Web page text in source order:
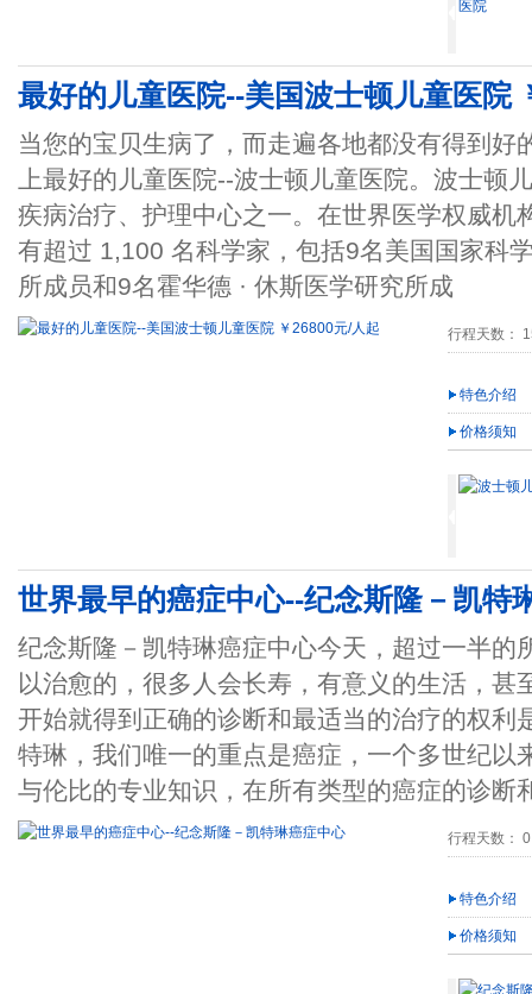
最好的儿童医院--美国波士顿儿童医院
当您的宝贝生病了，而走遍各地都没有得到好
上最好的儿童医院--波士顿儿童医院。波士顿
疾病治疗、护理中心之一。在世界医学权威机
有超过 1,100 名科学家，包括9名美国国家科
所成员和9名霍华德 · 休斯医学研究所成
行程天数：
特色介绍
价格须知
世界最早的癌症中心--纪念斯隆－凯特
纪念斯隆－凯特琳癌症中心今天，超过一半的
以治愈的，很多人会长寿，有意义的生活，甚
开始就得到正确的诊断和最适当的治疗的权利
特琳，我们唯一的重点是癌症，一个多世纪以
与伦比的专业知识，在所有类型的癌症的诊断
行程天数：
特色介绍
价格须知